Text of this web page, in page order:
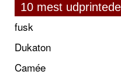
10 mest udprintede
fusk
Dukaton
Camée